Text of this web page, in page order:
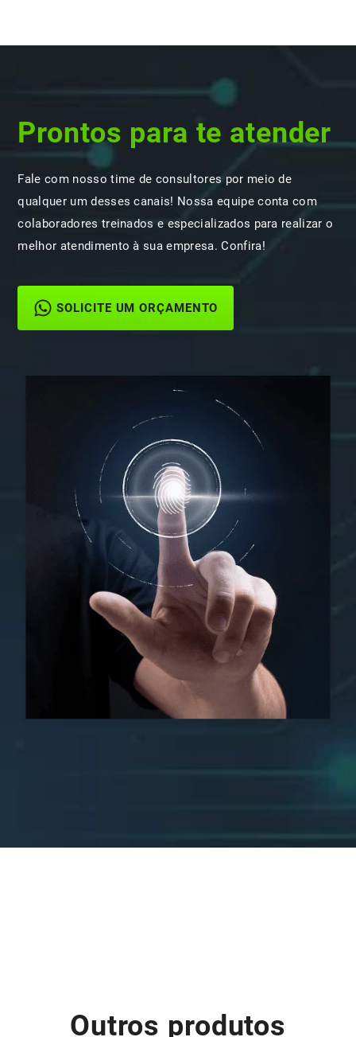
Prontos para te atender
Fale com nosso time de consultores por meio de
qualquer um desses canais! Nossa equipe conta com
colaboradores treinados e especializados para realizar o
melhor atendimento à sua empresa. Confira!
SOLICITE UM ORÇAMENTO
Outros produtos